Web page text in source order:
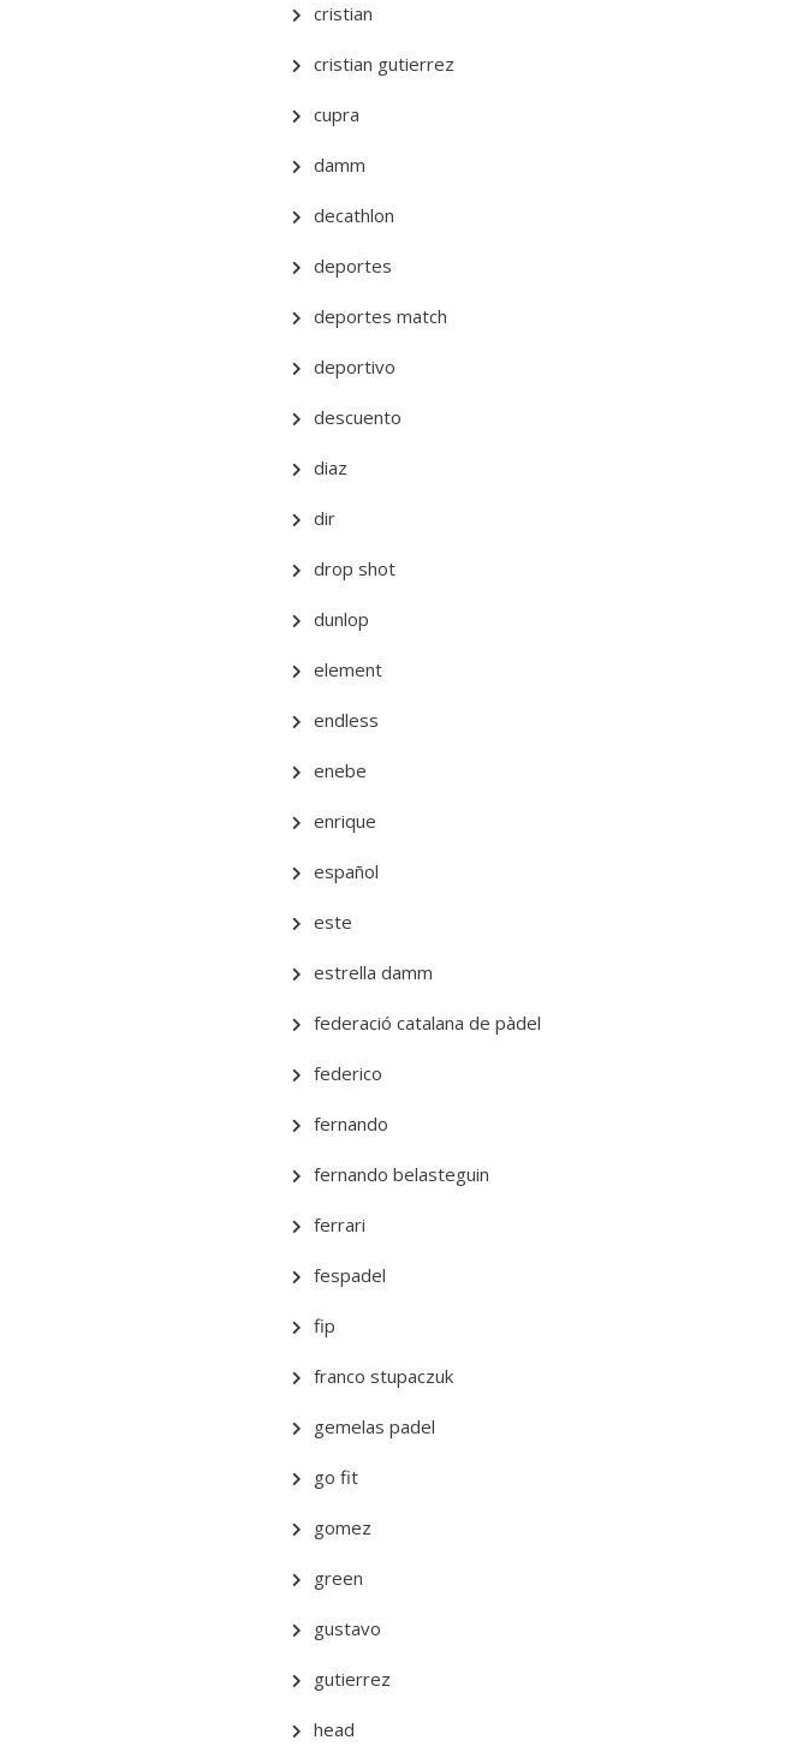
cristian
cristian gutierrez
cupra
damm
decathlon
deportes
deportes match
deportivo
descuento
diaz
dir
drop shot
dunlop
element
endless
enebe
enrique
español
este
estrella damm
federació catalana de pàdel
federico
fernando
fernando belasteguin
ferrari
fespadel
fip
franco stupaczuk
gemelas padel
go fit
gomez
green
gustavo
gutierrez
head